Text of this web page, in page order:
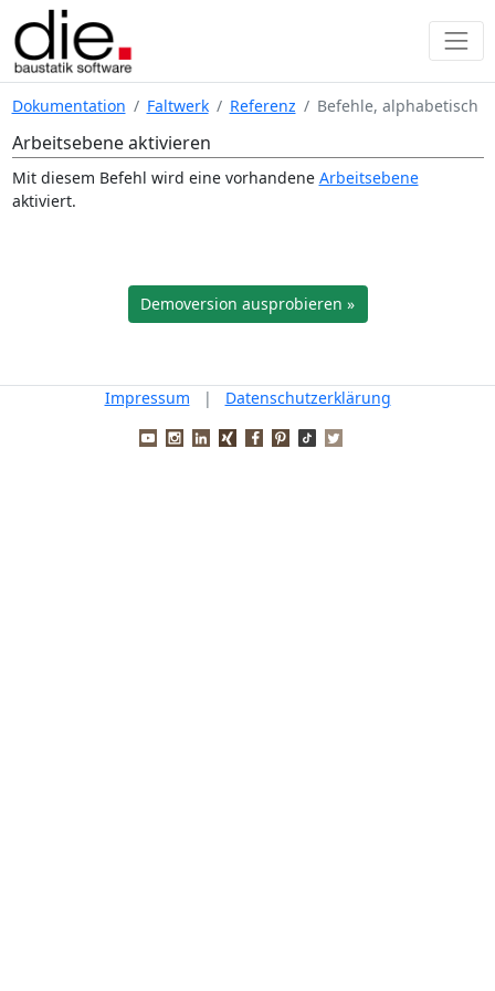
Dokumentation Faltwerk Referenz Befehle, alphabetisch
Arbeitsebene aktivieren
Mit diesem Befehl wird eine vorhandene Arbeitsebene
aktiviert.
Demoversion ausprobieren »
Impressum | Datenschutzerklärung